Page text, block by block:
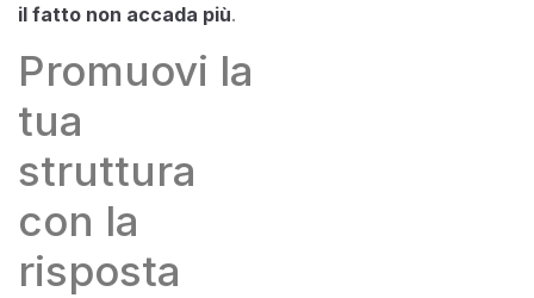
il fatto non accada più.
Promuovi la
tua
struttura
con la
risposta